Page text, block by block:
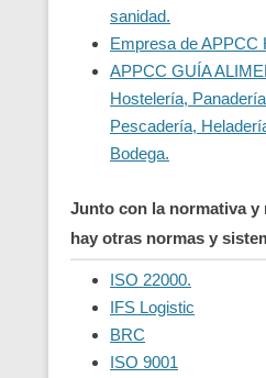
sanidad.
Empresa de APPCC
APPCC GUÍA
Hostelería,
Pescadería,
Bodega.
Junto con la normativa y
hay otras normas y
ISO 22000.
IFS Logistic
BRC
ISO 9001